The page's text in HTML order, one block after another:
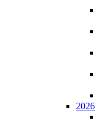
2026